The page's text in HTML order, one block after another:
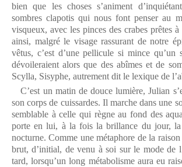
bien que les choses s’animent
sombres clapotis qui nous font penser au
visqueux, avec les pinces des crabes prêtes
ainsi, malgré le visage rassurant de notre
vêtus, c’est d’une pellicule si mince
dévoileraient alors que des abîmes et de
Scylla, Sisyphe, autrement dit le lexique de
C’est un matin de douce lumière, Julian
son corps de cuissardes. Il marche dans une
semblable à celle qui règne au fond des
porte en lui, à la fois la brillance du jour, la
nocturne. Comme une métaphore de la
brut, d’initial, de venu à soi sur le mode de
tard, lorsqu’un long métabolisme aura eu